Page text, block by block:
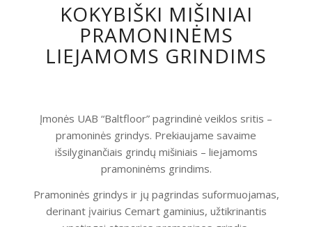
KOKYBIŠKI MIŠINIAI
PRAMONINĖMS
LIEJAMOMS GRINDIMS
Įmonės UAB “Baltfloor” pagrindinė veiklos sritis –
pramoninės grindys. Prekiaujame savaime
išsilyginančiais grindų mišiniais – liejamoms
pramoninėms grindims.
Pramoninės grindys ir jų pagrindas suformuojamas,
derinant įvairius Cemart gaminius, užtikrinantis